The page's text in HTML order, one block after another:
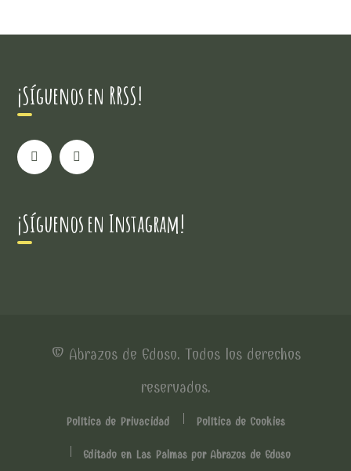
¡Síguenos en RRSS!
¡Síguenos en Instagram!
© Abrazos de Eduso. Todos los derechos
reservados.
Política de Privacidad Política de Cookies
Editado en Las Palmas por Abrazos de Eduso